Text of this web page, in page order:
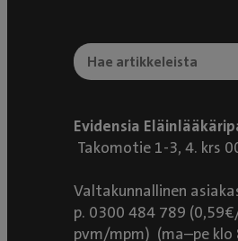
Evidensia
Takomotie 1-3, 4. krs
Valtakunnallinen
p. 0300 484 789
pvm/mpm) (ma–pe klo